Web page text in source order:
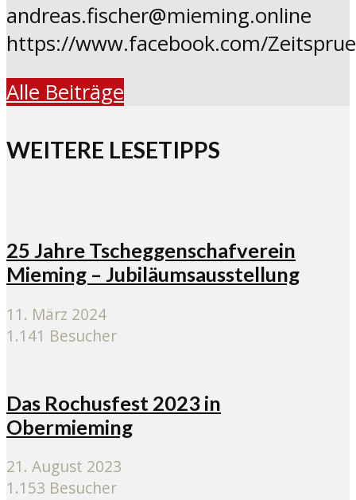
andreas.fischer@mieming.online
https://www.facebook.com/
Alle Beiträge
WEITERE LESETIPPS
25 Jahre Tscheggenschafverein
Mieming – Jubiläumsausstellung
11. März 2024
1.141 Besucher
Das Rochusfest 2023 in
Obermieming
21. August 2023
1.153 Besucher